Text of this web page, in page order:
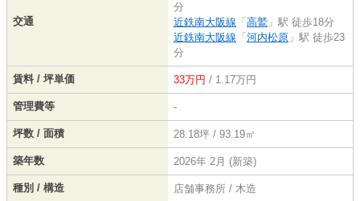
交通
分
近鉄南大阪線 「 高鷲 」駅 徒歩18分
近鉄南大阪線 「 河内松原 」駅 徒歩23
分
賃料 / 坪単価 33万円 / 1.17万円
管理費等 -
坪数 / 面積 28.18坪 / 93.19㎡
築年数 2026年 2月 (新築)
種別 / 構造 店舗事務所 / 木造